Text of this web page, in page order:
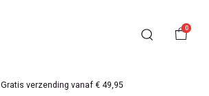
0
Gratis verzending vanaf € 49,95